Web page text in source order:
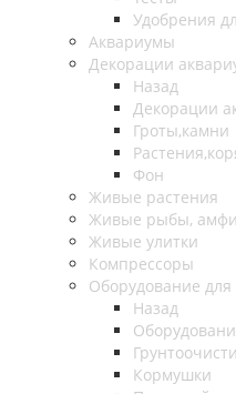
Удобрения
Аквариумы
Декорации
Назад
Декорации
Гроты,камни
Фон
Живые растения
Живые рыбы,
Живые улитки
Компрессоры
Оборудование
Назад
Кормушки